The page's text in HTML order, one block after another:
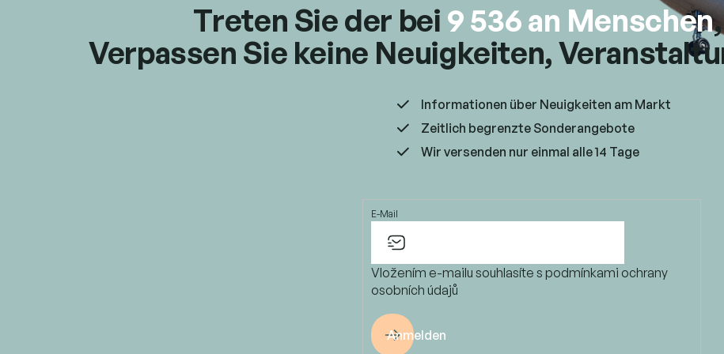
s
t
e
Treten Sie der bei 9 536 an Menschen
Verpassen Sie keine Neuigkeiten,
Informationen über Neuigkeiten am Markt
Zeitlich begrenzte Sonderangebote
Wir versenden nur einmal alle 14 Tage
E-Mail
Vložením e-mailu souhlasíte s podmínkami ochrany
osobních údajů
Anmelden